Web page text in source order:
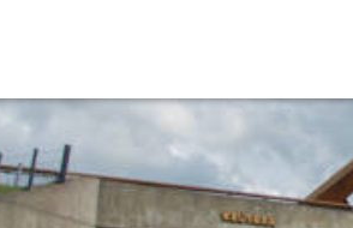
Winkelen, uitgaan en doen